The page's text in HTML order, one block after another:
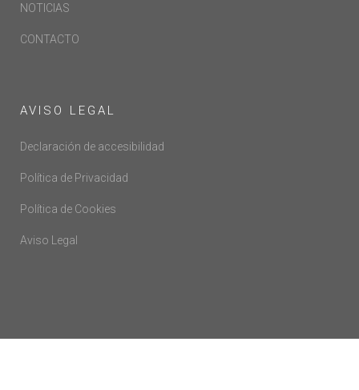
NOTICIAS
CONTACTO
AVISO LEGAL
Declaración de accesibilidad
Política de Privacidad
Política de Cookies
Aviso Legal